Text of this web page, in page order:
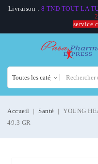
Livraison : 8 TND TOUT LA
service
Accueil Santé
YOUNG
49.3 GR